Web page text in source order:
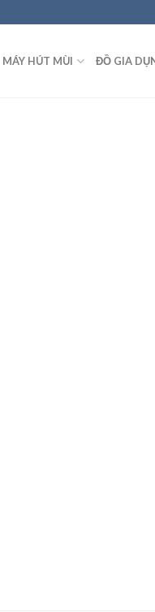
MÁY HÚT MÙI ĐỒ GIA